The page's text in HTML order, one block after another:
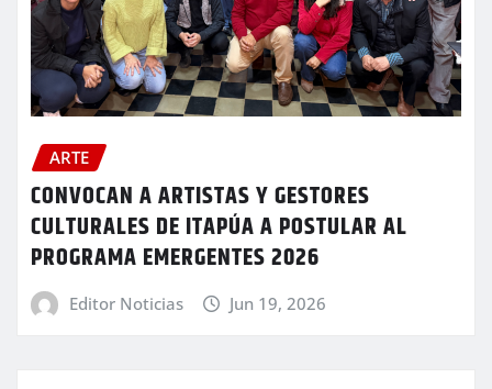
ARTE
CONVOCAN A ARTISTAS Y GESTORES
CULTURALES DE ITAPÚA A POSTULAR AL
PROGRAMA EMERGENTES 2026
Editor Noticias Jun 19, 2026